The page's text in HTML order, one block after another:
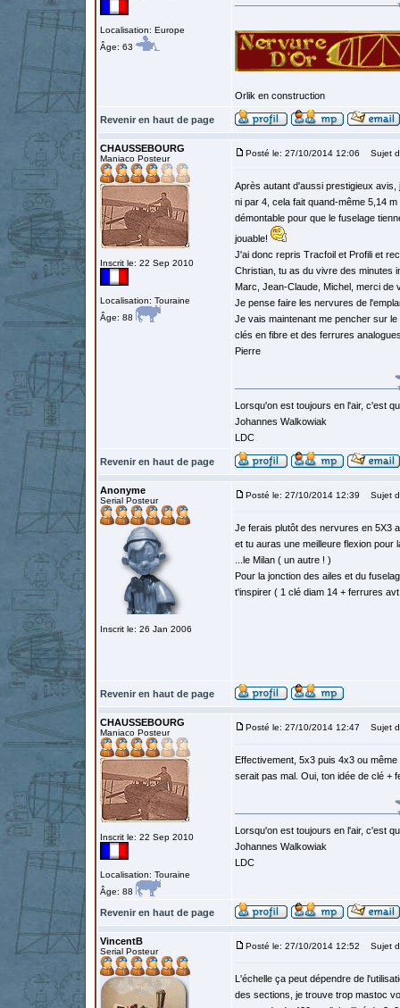
Localisation: Europe
Âge: 63
Orlik en construction
Revenir en haut de page
CHAUSSEBOURG
Maniaco Posteur
Inscrit le: 22 Sep 2010
Localisation: Touraine
Âge: 88
Posté le: 27/10/2014 12:06 Sujet
Après autant d'aussi prestigieux
ni par 4, cela fait quand-même 5,14
démontable pour que le fuselage
jouable!
J'ai donc repris Tracfoil et Profili et
Christian, tu as du vivre des minutes
Marc, Jean-Claude, Michel, merci de
Je pense faire les nervures de
Je vais maintenant me pencher sur
clés en fibre et des ferrures
Pierre
Lorsqu'on est toujours en l'air, c'est
Johannes Walkowiak
LDC
Revenir en haut de page
Anonyme
Serial Posteur
Inscrit le: 26 Jan 2006
Posté le: 27/10/2014 12:39 Sujet
Je ferais plutôt des nervures en 5X3
et tu auras une meilleure flexion pour
...le Milan ( un autre ! )
Pour la jonction des ailes et du
t'inspirer ( 1 clé diam 14 + ferrures
Revenir en haut de page
CHAUSSEBOURG
Maniaco Posteur
Inscrit le: 22 Sep 2010
Localisation: Touraine
Âge: 88
Posté le: 27/10/2014 12:47 Sujet
Effectivement, 5x3 puis 4x3 ou
serait pas mal. Oui, ton idée de clé +
Lorsqu'on est toujours en l'air, c'est
Johannes Walkowiak
LDC
Revenir en haut de page
VincentB
Serial Posteur
Posté le: 27/10/2014 12:52 Sujet
L'échelle ça peut dépendre de
des sections, je trouve trop mastoc